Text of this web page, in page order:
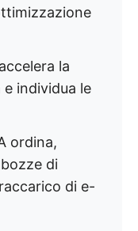
la
individua le
ordina,
di
di e-